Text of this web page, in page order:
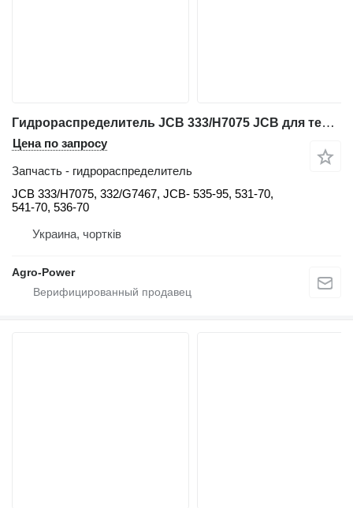
Гидрораспределитель JCB 333/H7075 JCB для телескопического погрузчика JCB 535-95, 531-70, 541-70, 536-70
Цена по запросу
Запчасть - гидрораспределитель
JCB 333/H7075, 332/G7467, JCB- 535-95, 531-70,
541-70, 536-70
Украина, чортків
Agro-Power